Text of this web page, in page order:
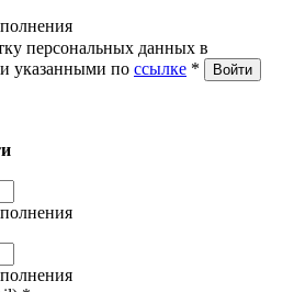
персональных данных в
указанными по ссылке *